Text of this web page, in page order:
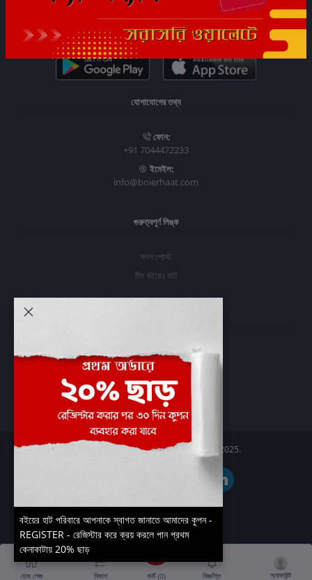
সাবস্ক্রাইব
যোগাযোগের তথ্য
ফোন:
+91 7044472233
ইমেইল:
info@boierhaat.com
গুরুত্বপূর্ণ লিঙ্ক
ব্লগ পোস্ট
টিম বইয়ের হাট
প্রবেশ করুন
অর্ডার ইতিহাস
আমার ইচ্ছাগুলি
অর্ডার ট্র্যাকিং
Boier Haat™ | © All rights reserved 2025.
হোম পেজ বিভাগ কার্ট (0) বিজ্ঞপ্তি অ্যাকাউন্ট
বইয়ের হাট পরিবারে আপনাকে স্বাগত জানাতে আমাদের কুপন -
REGISTER - রেজিস্টার করে ক্রয় করলে পান প্রথম
কেনাকাটায় 20% ছাড়